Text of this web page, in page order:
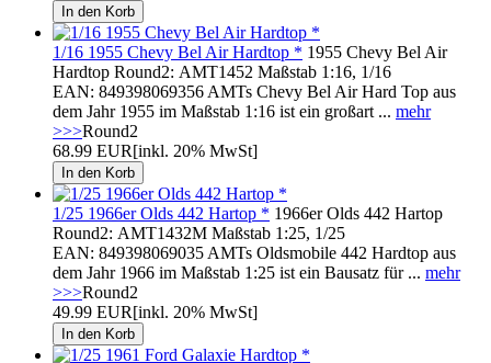
1/16 1955 Chevy Bel Air Hardtop * 1955 Chevy Bel Air
Hardtop Round2: AMT1452 Maßstab 1:16, 1/16
EAN: 849398069356 AMTs Chevy Bel Air Hard Top aus
dem Jahr 1955 im Maßstab 1:16 ist ein großart ... mehr
>>>Round2
68.99 EUR[inkl. 20% MwSt]
1/25 1966er Olds 442 Hartop * 1966er Olds 442 Hartop
Round2: AMT1432M Maßstab 1:25, 1/25
EAN: 849398069035 AMTs Oldsmobile 442 Hardtop aus
dem Jahr 1966 im Maßstab 1:25 ist ein Bausatz für ... mehr
>>>Round2
49.99 EUR[inkl. 20% MwSt]